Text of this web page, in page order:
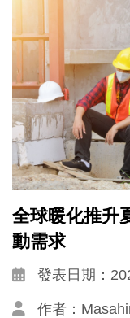
全球暖化推升
動需求
發表日期：
作者：